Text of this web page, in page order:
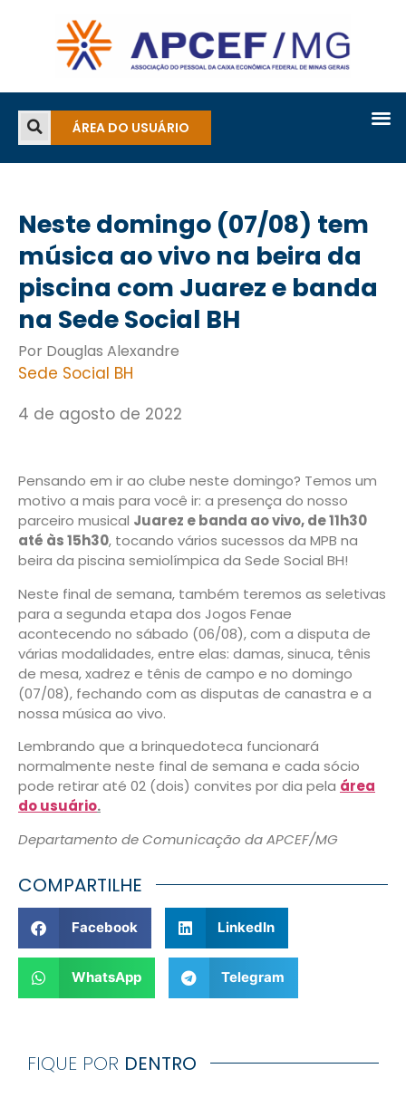
ÁREA DO USUÁRIO
Neste domingo (07/08) tem
música ao vivo na beira da
piscina com Juarez e banda
na Sede Social BH
Por Douglas Alexandre
Sede Social BH
4 de agosto de 2022
Pensando em ir ao clube neste domingo? Temos um
motivo a mais para você ir: a presença do nosso
parceiro musical Juarez e banda ao vivo, de 11h30
até às 15h30, tocando vários sucessos da MPB na
beira da piscina semiolímpica da Sede Social BH!
Neste final de semana, também teremos as seletivas
para a segunda etapa dos Jogos Fenae
acontecendo no sábado (06/08), com a disputa de
várias modalidades, entre elas: damas, sinuca, tênis
de mesa, xadrez e tênis de campo e no domingo
(07/08), fechando com as disputas de canastra e a
nossa música ao vivo.
Lembrando que a brinquedoteca funcionará
normalmente neste final de semana e cada sócio
pode retirar até 02 (dois) convites por dia pela área
do usuário.
Departamento de Comunicação da APCEF/MG
COMPARTILHE
Facebook LinkedIn
WhatsApp Telegram
FIQUE POR DENTRO